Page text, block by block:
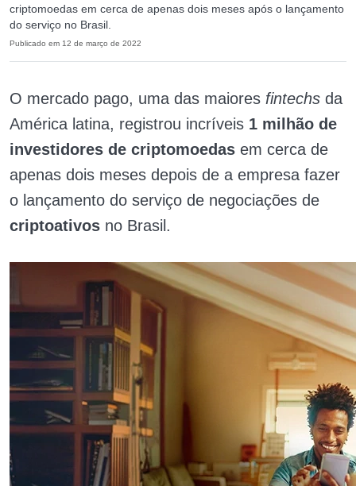
criptomoedas em cerca de apenas dois meses após o lançamento
do serviço no Brasil.
Publicado em 12 de março de 2022
O mercado pago, uma das maiores fintechs da
América latina, registrou incríveis 1 milhão de
investidores de criptomoedas em cerca de
apenas dois meses depois de a empresa fazer
o lançamento do serviço de negociações de
criptoativos no Brasil.